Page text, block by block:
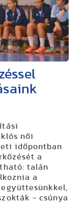
női
időpontban
a
talán
a
- csúnya